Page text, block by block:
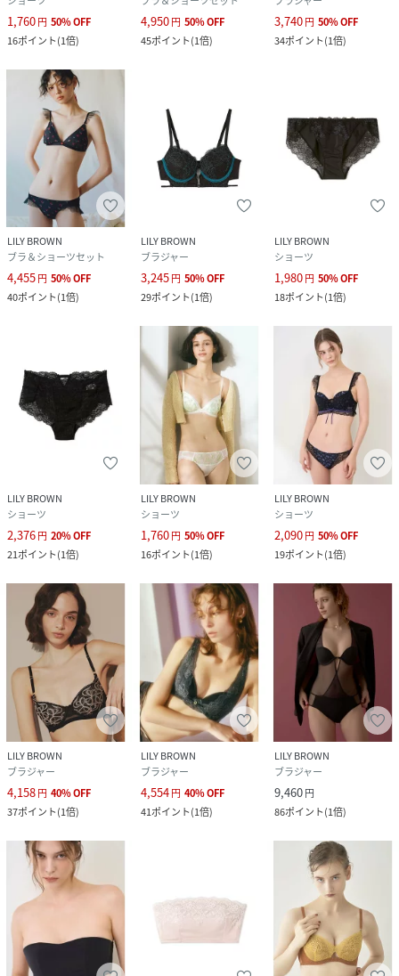
1,760円 50%OFF
16ポイント(1倍)
4,950円 50%OFF
45ポイント(1倍)
3,740円 50%OFF
34ポイント(1倍)
LILY BROWN
ブラ＆ショーツセット
4,455円 50%OFF
40ポイント(1倍)
LILY BROWN
ブラジャー
3,245円 50%OFF
29ポイント(1倍)
LILY BROWN
ショーツ
1,980円 50%OFF
18ポイント(1倍)
LILY BROWN
ショーツ
2,376円 20%OFF
21ポイント(1倍)
LILY BROWN
ショーツ
1,760円 50%OFF
16ポイント(1倍)
LILY BROWN
ショーツ
2,090円 50%OFF
19ポイント(1倍)
LILY BROWN
ブラジャー
4,158円 40%OFF
37ポイント(1倍)
LILY BROWN
ブラジャー
4,554円 40%OFF
41ポイント(1倍)
LILY BROWN
ブラジャー
9,460円
86ポイント(1倍)